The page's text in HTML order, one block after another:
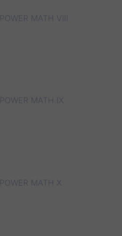
POWER MATH VIII
POWER MATH IX
POWER MATH X